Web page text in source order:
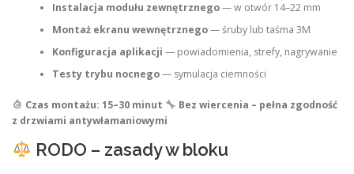
Instalacja modułu zewnętrznego— w otwór 14–22 mm
Montaż ekranu wewnętrznego— śruby lub taśma 3M
Konfiguracja aplikacji — powiadomienia, strefy, nagrywanie
Testy trybu nocnego— symulacja ciemności
Czas montażu: 15–30 minut
Bez wiercenia – pełna zgodność
z drzwiami antywłamaniowymi
RODO – zasady w bloku